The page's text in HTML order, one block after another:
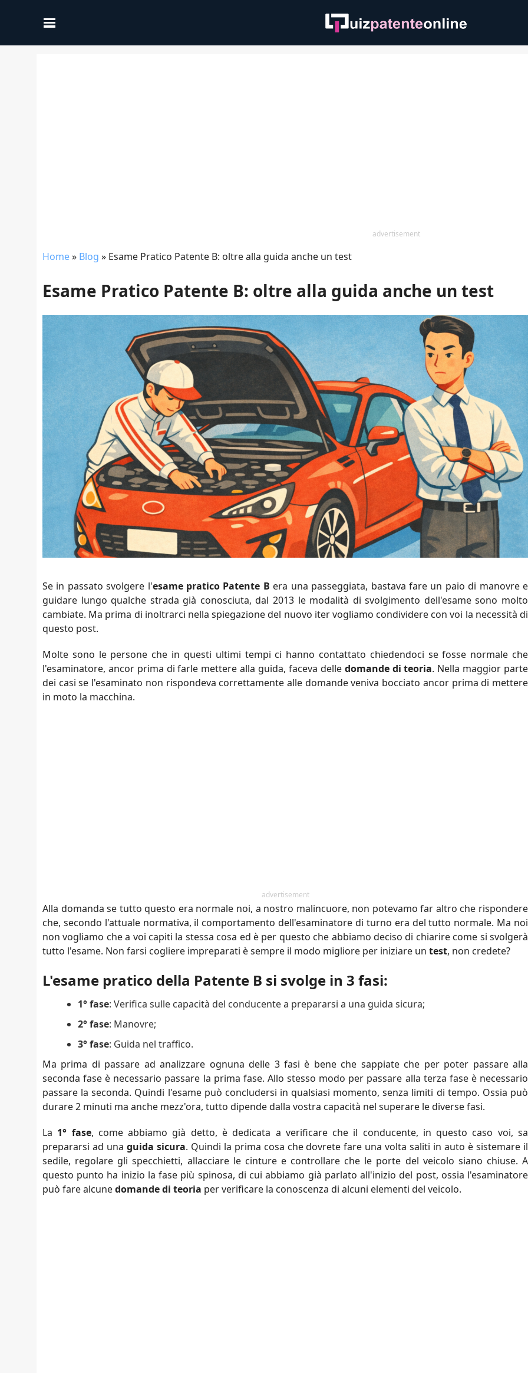
advertisement
Home» Blog » Esame Pratico Patente B: oltre alla guida anche un test
Esame Pratico Patente B: oltre alla guida anche un test
Se in passato svolgere l'esame pratico Patente B era una passeggiata, bastava fare un paio di manovre e
guidare lungo qualche strada già conosciuta, dal 2013 le modalità di svolgimento dell'esame sono molto
cambiate. Ma prima di inoltrarci nella spiegazione del nuovo iter vogliamo condividere con voi la necessità di
questo post.
Molte sono le persone che in questi ultimi tempi ci hanno contattato chiedendoci se fosse normale che
l'esaminatore, ancor prima di farle mettere alla guida, faceva delle domande di teoria. Nella maggior parte
dei casi se l'esaminato non rispondeva correttamente alle domande veniva bocciato ancor prima di mettere
in moto la macchina.
advertisement
Alla domanda se tutto questo era normale noi, a nostro malincuore, non potevamo far altro che rispondere
che, secondo l'attuale normativa, il comportamento dell'esaminatore di turno era del tutto normale. Ma noi
non vogliamo che a voi capiti la stessa cosa ed è per questo che abbiamo deciso di chiarire come si svolgerà
tutto l'esame. Non farsi cogliere impreparati è sempre il modo migliore per iniziare un test, non credete?
L'esame pratico della Patente B si svolge in 3 fasi:
1° fase: Verifica sulle capacità del conducente a prepararsi a una guida sicura;
2° fase: Manovre;
3° fase: Guida nel traffico.
Ma prima di passare ad analizzare ognuna delle 3 fasi è bene che sappiate che per poter passare alla
seconda fase è necessario passare la prima fase. Allo stesso modo per passare alla terza fase è necessario
passare la seconda. Quindi l'esame può concludersi in qualsiasi momento, senza limiti di tempo. Ossia può
durare 2 minuti ma anche mezz'ora, tutto dipende dalla vostra capacità nel superare le diverse fasi.
La 1° fase, come abbiamo già detto, è dedicata a verificare che il conducente, in questo caso voi, sa
prepararsi ad una guida sicura. Quindi la prima cosa che dovrete fare una volta saliti in auto è sistemare il
sedile, regolare gli specchietti, allacciare le cinture e controllare che le porte del veicolo siano chiuse. A
questo punto ha inizio la fase più spinosa, di cui abbiamo già parlato all'inizio del post, ossia l'esaminatore
può fare alcunedomande di teoria per verificare la conoscenza di alcuni elementi del veicolo.